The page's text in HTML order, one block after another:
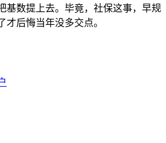
基数提上去。毕竟，社保这事，早规
才后悔当年没多交点。